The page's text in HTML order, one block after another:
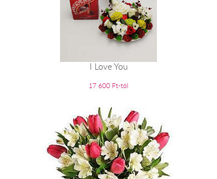
I Love You
17 600 Ft-tól